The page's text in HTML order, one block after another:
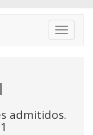
Toggle
admitidos.